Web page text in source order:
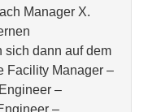
Manager X.
sich dann auf dem
Facility Manager –
–
–